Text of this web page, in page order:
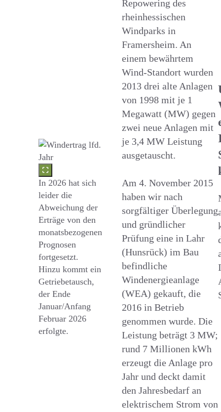
In 2026 hat sich
leider die
Abweichung der
Erträge von den
monatsbezogenen
Prognosen
fortgesetzt.
Hinzu kommt ein
Getriebetausch,
der Ende
Januar/Anfang
Februar 2026
erfolgte.
Repowering des
rheinhessischen
Windparks in
Framersheim. An
einem bewährtem
Wind-Standort wurden
2013 drei alte Anlagen
von 1998 mit je 1
Megawatt (MW) gegen
zwei neue Anlagen mit
je 3,4 MW Leistung
ausgetauscht.
Am 4. November 2015
haben wir nach
sorgfältiger Überlegung
und gründlicher
Prüfung eine in Lahr
(Hunsrück) im Bau
befindliche
Windenergieanlage
(WEA) gekauft, die
2016 in Betrieb
genommen wurde. Die
Leistung beträgt 3 MW;
rund 7 Millionen kWh
erzeugt die Anlage pro
Jahr und deckt damit
den Jahresbedarf an
elektrischem Strom von